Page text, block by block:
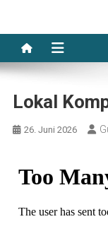
Lokal
26. Juni 2026